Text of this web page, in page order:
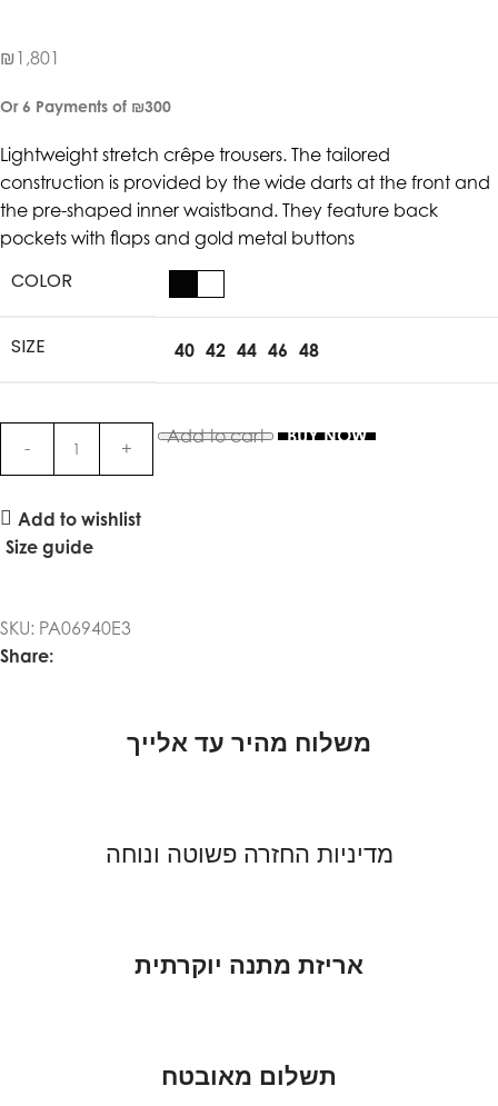
₪1,801
Or 6 Payments of ₪300
Lightweight stretch crêpe trousers. The tailored
construction is provided by the wide darts at the front and
the pre-shaped inner waistband. They feature back
pockets with flaps and gold metal buttons
COLOR
SIZE 40 42 44 46 48
Add to cart BUY NOW
Add to wishlist
Size guide
SKU: PA06940E3
Share:
משלוח מהיר עד אלייך
מדיניות החזרה פשוטה ונוחה
אריזת מתנה יוקרתית
תשלום מאובטח